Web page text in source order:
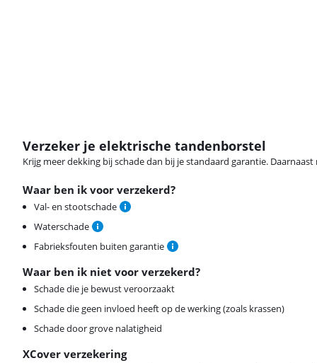
Verzeker je elektrische tandenborstel
Krijg meer dekking bij schade dan bij je standaard garantie.
Waar ben ik voor verzekerd?
Val- en stootschade
Waterschade
Fabrieksfouten buiten garantie
Waar ben ik niet voor verzekerd?
Schade die je bewust veroorzaakt
Schade die geen invloed heeft op de werking (zoals krassen)
Schade door grove nalatigheid
XCover verzekering